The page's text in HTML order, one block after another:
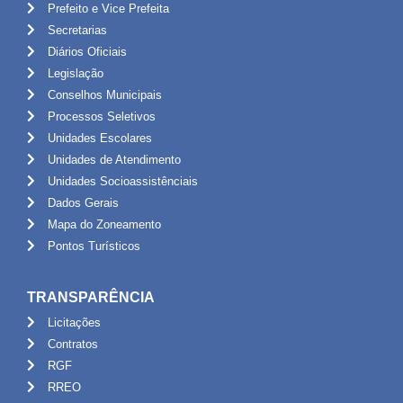
Prefeito e Vice Prefeita
Secretarias
Diários Oficiais
Legislação
Conselhos Municipais
Processos Seletivos
Unidades Escolares
Unidades de Atendimento
Unidades Socioassistênciais
Dados Gerais
Mapa do Zoneamento
Pontos Turísticos
TRANSPARÊNCIA
Licitações
Contratos
RGF
RREO